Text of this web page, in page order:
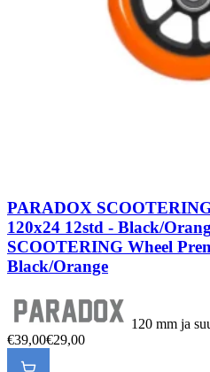
PARADOX
120x24 12std - Black/
SCOOTERING Wheel
Black/Orange
120 mm ja
€39,00€29,00